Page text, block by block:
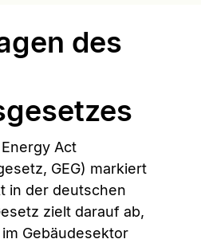
des
Act
GEG) markiert
in der deutschen
zielt darauf ab,
Gebäudesektor